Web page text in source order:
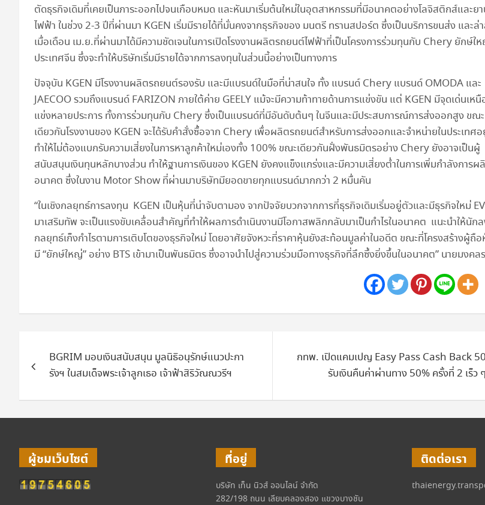
ตัดธุรกิจเดิมที่เคยเป็นภาระออกไปจนเกือบหมด และหันมาเริ่มต้นใหม่ในอุตสาหกรรมที่มีอนาคตอย่างโลจิสติกส์และย
ไฟฟ้า ในช่วง 2-3 ปีที่ผ่านมา KGEN เริ่มมีรายได้ที่มั่นคงจากธุรกิจของ มนตรี ทรานสปอร์ต ซึ่งเป็นบริการขนส่ง และล่
เมื่อเดือน เม.ย.ที่ผ่านมาได้มีความชัดเจนในการเปิดโรงงานผลิตรถยนต์ไฟฟ้าที่เป็นโครงการร่วมทุนกับ Chery ยักษ์ใ
ประเทศจีน ซึ่งจะทำให้บริษัทเริ่มมีรายได้จากการลงทุนในส่วนนี้อย่างเป็นทางการ
ปัจจุบัน KGEN มีโรงงานผลิตรถยนต์รองรับ และมีแบรนด์ในมือที่น่าสนใจ ทั้ง แบรนด์ Chery แบรนด์ OMODA และ
JAECOO รวมถึงแบรนด์ FARIZON ภายใต้ค่าย GEELY แม้จะมีความท้าทายด้านการแข่งขัน แต่ KGEN มีจุดเด่นเห
แข่งหลายประการ ทั้งการร่วมทุนกับ Chery ซึ่งเป็นแบรนด์ที่มีอันดับต้นๆ ในจีนและมีประสบการณ์การส่งออกสูง ขณะ
เดียวกันโรงงานของ KGEN จะได้รับคำสั่งซื้อจาก Chery เพื่อผลิตรถยนต์สำหรับการส่งออกและจำหน่ายในประเทศ
ทำให้ไม่ต้องแบกรับความเสี่ยงในการหาลูกค้าใหม่เองทั้ง 100% ขณะเดียวกันฝั่งพันธมิตรอย่าง Chery ยังอาจเป็นผู้
สนับสนุนเงินทุนหลักบางส่วน ทำให้ฐานการเงินของ KGEN ยังคงแข็งแกร่งและมีความเสี่ยงต่ำในการเพิ่มกำลังการผ
อนาคต ซึ่งในงาน Motor Show ที่ผ่านมาบริษัทมียอดขายทุกแบรนด์มากกว่า 2 หมื่นคัน
“ในเชิงกลยุทธ์การลงทุน KGEN เป็นหุ้นที่น่าจับตามอง จากปัจจัยบวกจากการที่ธุรกิจเดิมเริ่มอยู่ตัวและมีธุรกิจใหม่ EV
มาเสริมทัพ จะเป็นแรงขับเคลื่อนสำคัญที่ทำให้ผลการดำเนินงานมีโอกาสพลิกกลับมาเป็นกำไรในอนาคต แนะนำให้นัก
กลยุทธ์เก็งกำไรตามการเติบโตของธุรกิจใหม่ โดยอาศัยจังหวะที่ราคาหุ้นยังสะท้อนมูลค่าในอดีต ขณะที่โครงสร้างผู้ถือ
มี “ยักษ์ใหญ่” อย่าง BTS เข้ามาเป็นพันธมิตร ซึ่งอาจนำไปสู่ความร่วมมือทางธุรกิจที่ลึกซึ้งยิ่งขึ้นในอนาคต” นายมงคล
เรื่องBGRIM มอบเงินสนับสนุน มูลนิธิอนุรักษ์แนวปะกา
รังฯ ในสมเด็จพระเจ้าลูกเธอ เจ้าฟ้าสิริวัณณวรีฯ
กทพ. เปิดแคมเปญ Easy Pass Cash Back
รับเงินคืนค่าผ่านทาง 50% ครั้งที่ 2 เร็ว
ผู้ชมเว็บไซต์ ที่อยู่
บริษัท เท็น นิวส์ ออนไลน์ จำกัด
282/198 ถนน เลียบคลองสอง แขวงบางชัน
ติดต่อเรา